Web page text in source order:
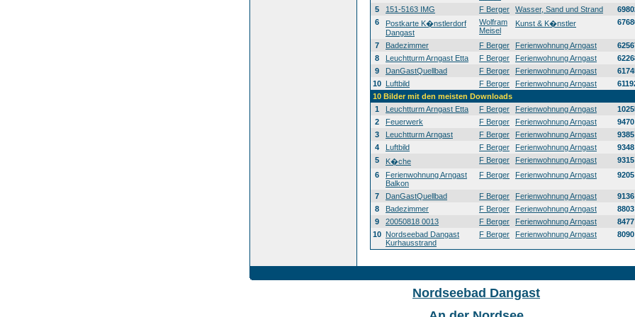
5 151-5163 IMG F Berger Wasser, Sand und Strand
6
Postkarte K�nstlerdorf
Dangast
Wolfram
Meisel
Kunst & K�nstler
7 Badezimmer F Berger Ferienwohnung Arngast
8
Leuchtturm Arngast Etta F Berger Ferienwohnung Arngast
9
DanGastQuellbad F Berger Ferienwohnung Arngast
10 Luftbild F Berger Ferienwohnung Arngast
10 Bilder mit den meisten Downloads
1
Leuchtturm Arngast Etta F Berger Ferienwohnung Arngast
2
Feuerwerk F Berger Ferienwohnung Arngast
9470
3
Leuchtturm Arngast F Berger Ferienwohnung Arngast
9385
4
Luftbild F Berger Ferienwohnung Arngast
9348
5
K�che F Berger Ferienwohnung Arngast
9315
6
Ferienwohnung Arngast
Balkon
F Berger Ferienwohnung Arngast 9205
7 DanGastQuellbad F Berger Ferienwohnung Arngast
9136
8
Badezimmer F Berger Ferienwohnung Arngast
8803
9
20050818 0013 F Berger Ferienwohnung Arngast
8477
10 Nordseebad Dangast
Kurhausstrand
F Berger Ferienwohnung Arngast 8090
Nordseebad Dangast